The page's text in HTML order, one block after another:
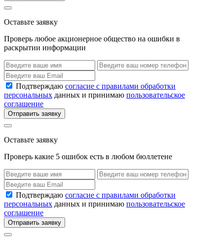
Оставьте заявку
Проверь любое акционерное общество на ошибки в
раскрытии информации
Подтверждаю согласие с правилами обработки
персональных данных и принимаю пользовательское
соглашение
Отправить заявку
Оставьте заявку
Проверь какие 5 ошибок есть в любом бюллетене
Подтверждаю согласие с правилами обработки
персональных данных и принимаю пользовательское
соглашение
Отправить заявку